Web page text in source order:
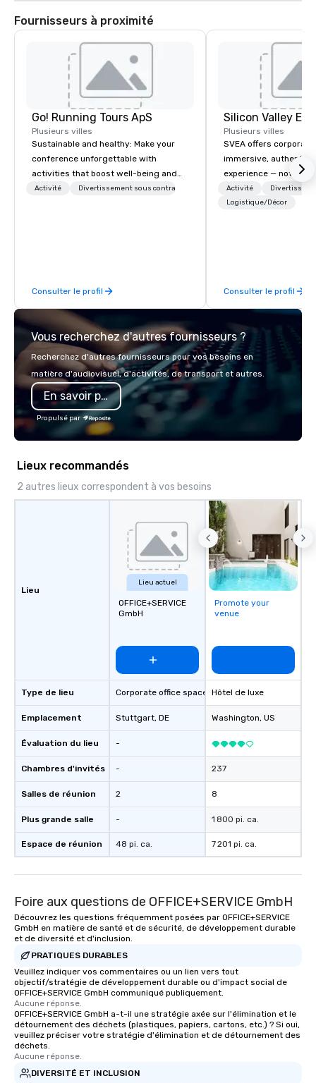
Fournisseurs à proximité
Go! Running Tours ApS
Plusieurs villes
Sustainable and healthy: Make your
conference unforgettable with
activities that boost well-being and
lower carbon footprints. Explore the
Activité Divertissement sous contrat
Consulter le profil
Plusieurs villes
SVEA offers
immersive, authentic
experience — not a
transformation. We
facilitate custom
offsites. Whether
think like a Silicon
world's fastest-
or walk away with a
innovation playbook,
the Valley. Ideal for
seniority, and
Activité
Logistique/Décor
Consulter le profil
Vous recherchez d'autres fournisseurs ?
Recherchez d'autres fournisseurs pour vos besoins en
matière d'audiovisuel, d'activités, de transport et autres.
En savoir plus
Propulsé par
Lieux recommandés
2 autres lieux correspondent à vos besoins
Lieu
Type de lieu
Emplacement
Évaluation du lieu
Chambres d'invités
Salles de réunion
Plus grande salle
Espace de réunion
Lieu actuel
OFFICE+SERVICE
GmbH
Corporate office space
Stuttgart, DE
-
-
2
-
48 pi. ca.
Promote your
venue
Hôtel de luxe
Washington, US
237
8
1 800 pi. ca.
7 201 pi. ca.
Foire aux questions de OFFICE+SERVICE GmbH
Découvrez les questions fréquemment posées par OFFICE+SERVICE
GmbH en matière de santé et de sécurité, de développement durable
et de diversité et d'inclusion.
PRATIQUES DURABLES
Veuillez indiquer vos commentaires ou un lien vers tout
objectif/stratégie de développement durable ou d'impact social de
OFFICE+SERVICE GmbH communiqué publiquement.
Aucune réponse.
OFFICE+SERVICE GmbH a-t-il une stratégie axée sur l'élimination et le
détournement des déchets (plastiques, papiers, cartons, etc.) ? Si oui,
veuillez préciser votre stratégie d'élimination et de détournement des
déchets.
Aucune réponse.
DIVERSITÉ ET INCLUSION